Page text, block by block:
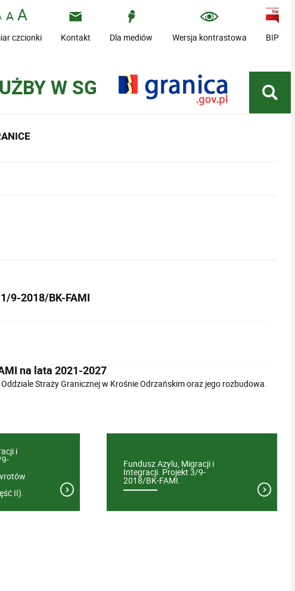
czcionki Kontakt Dla mediów Wersja kontrastowa BIP
W SG
9-2018/BK-FAMI
na lata 2021-2027
Straży Granicznej w Krośnie Odrzańskim oraz jego rozbudowa.
i
II).
Fundusz Azylu, Migracji i
Integracji. Projekt 3/9-
2018/BK-FAMI.